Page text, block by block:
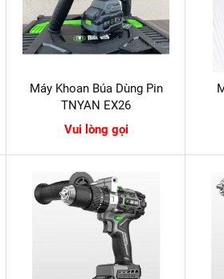
Máy Khoan Búa Dùng Pin
TNYAN EX26
Vui lòng gọi